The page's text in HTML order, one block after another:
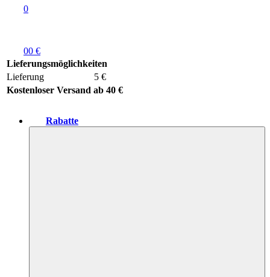
0
00 €
Lieferungsmöglichkeiten
Lieferung
5 €
Kostenloser Versand ab 40 €
Rabatte